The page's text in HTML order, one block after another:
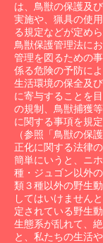
は、鳥獣の保護及
実施や、猟具の使
る規定などが定め
鳥獣保護管理法に
管理を図るための
係る危険の予防に
生活環境の保全及
に寄与することを
の規制、鳥獣捕獲
に関する事項を規
（参照「鳥獣の保
正化に関する法律の
簡単にいうと、ニ
種・ジュゴン以外
類３種以外の野生
してはいけません
定されている野生
生態系が乱れて、
と、私たちの生活